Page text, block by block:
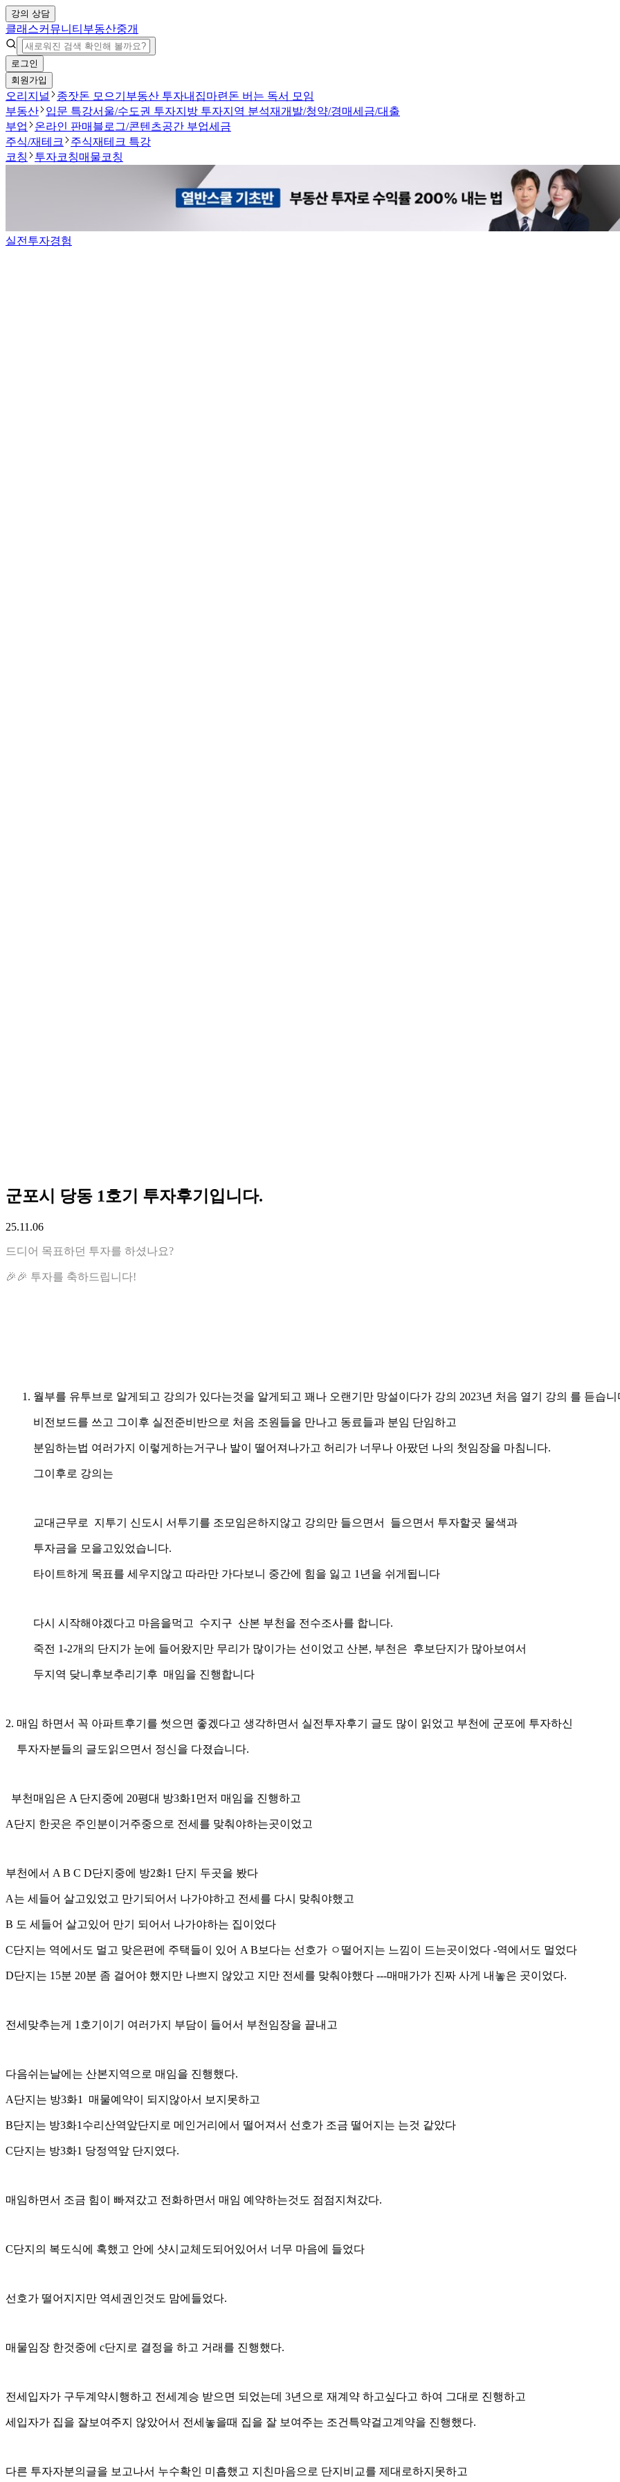
강의 상담
클래스커뮤니티 부동산중개
로그인
회원가입
오리지널 종잣돈 모으기 부동산 투자내집마련 돈 버는 독서 모임
부동산
입문 특강서울/수도권 투자지방 투자지역 분석재개발/청약/경매세금/대출
부업
온라인 판매 블로그/콘텐츠공간 부업세금
주식/재테크
주식재테크 특강
코칭
투자코칭매물코칭
실전투자경험
군포시 당동 1호기 투자후기입니다.
25.11.06
드디어 목표하던 투자를 하셨나요?
🎉🎉 투자를 축하드립니다!
월부를 유투브로 알게되고 강의가 있다는것을 알게되고 꽤나 오랜기만 망설이다가 강의 2023년 처음 열기 강의 를 듣습
비전보드를 쓰고 그이후 실전준비반으로 처음 조원들을 만나고 동료들과 분임 단임하고
분임하는법 여러가지 이렇게하는거구나 발이 떨어져나가고 허리가 너무나 아팠던 나의 첫임장을 마침니다.
그이후로 강의는
교대근무로 지투기 신도시 서투기를 조모임은하지않고 강의만 들으면서 들으면서 투자할곳 물색과
투자금을 모을고있었습니다.
타이트하게 목표를 세우지않고 따라만 가다보니 중간에 힘을 잃고 1년을 쉬게됩니다
다시 시작해야겠다고 마음을먹고 수지구 산본 부천을 전수조사를 합니다.
죽전 1-2개의 단지가 눈에 들어왔지만 무리가 많이가는 선이었고 산본, 부천은 후보단지가 많아보여서
두지역 닺니후보추리기후 매임을 진행합니다
2. 매임 하면서 꼭 아파트후기를 썻으면 좋겠다고 생각하면서 실전투자후기 글도 많이 읽었고 부천에 군포에 투자하신
투자자분들의 글도읽으면서 정신을 다졌습니다.
부천매임은 A 단지중에 20평대 방3화1먼저 매임을 진행하고
A단지 한곳은 주인분이거주중으로 전세를 맞춰야하는곳이었고
부천에서 A B C D단지중에 방2화1 단지 두곳을 봤다
A는 세들어 살고있었고 만기되어서 나가야하고 전세를 다시 맞춰야했고
B 도 세들어 살고있어 만기 되어서 나가야하는 집이었다
C단지는 역에서도 멀고 맞은편에 주택들이 있어 A B보다는 선호가 ㅇ떨어지는 느낌이 드는곳이었다 -역에서도 멀었다
D단지는 15분 20분 좀 걸어야 했지만 나쁘지 않았고 지만 전세를 맞춰야했다 ---매매가가 진짜 사게 내놓은 곳이었다.
전세맞추는게 1호기이기 여러가지 부담이 들어서 부천임장을 끝내고
다음쉬는날에는 산본지역으로 매임을 진행했다.
A단지는 방3화1 매물예약이 되지않아서 보지못하고
B단지는 방3화1수리산역앞단지로 메인거리에서 떨어져서 선호가 조금 떨어지는 는것 같았다
C단지는 방3화1 당정역앞 단지였다.
매임하면서 조금 힘이 빠져갔고 전화하면서 매임 예약하는것도 점점지쳐갔다.
C단지의 복도식에 혹했고 안에 샷시교체도되어있어서 너무 마음에 들었다
선호가 떨어지지만 역세권인것도 맘에들었다.
매물임장 한것중에 c단지로 결정을 하고 거래를 진행했다.
전세입자가 구두계약시행하고 전세계승 받으면 되었는데 3년으로 재계약 하고싶다고 하여 그대로 진행하고
세입자가 집을 잘보여주지 않았어서 전세놓을때 집을 잘 보여주는 조건특약걸고계약을 진행했다.
다른 투자자분의글을 보고나서 누수확인 미흡했고 지친마음으로 단지비교를 제대로하지못하고